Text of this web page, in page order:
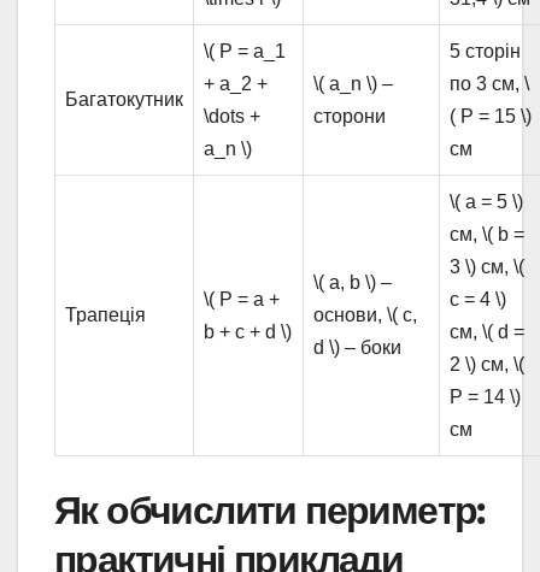
Багатокутник
\( P = a_1
+ a_2 +
\dots +
a_n \)
\( a_n \) –
сторони
5 сторін
по 3 см, \
( P = 15 \)
см
Трапеція
\( P = a +
b + c + d \)
\( a, b \) –
основи, \( c,
d \) – боки
\( a = 5 \)
см, \( b =
3 \) см, \(
c = 4 \)
см, \( d =
2 \) см, \(
P = 14 \)
см
Як обчислити периметр:
практичні приклади